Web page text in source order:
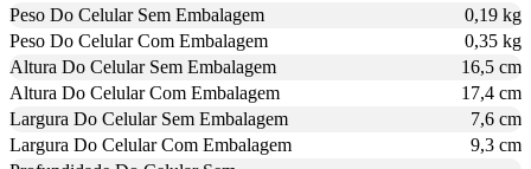
Peso Do Celular Sem Embalagem
0,19 kg
Peso Do Celular Com Embalagem
0,35 kg
Altura Do Celular Sem Embalagem
16,5 cm
Altura Do Celular Com Embalagem
17,4 cm
Largura Do Celular Sem Embalagem
7,6 cm
Largura Do Celular Com Embalagem
9,3 cm